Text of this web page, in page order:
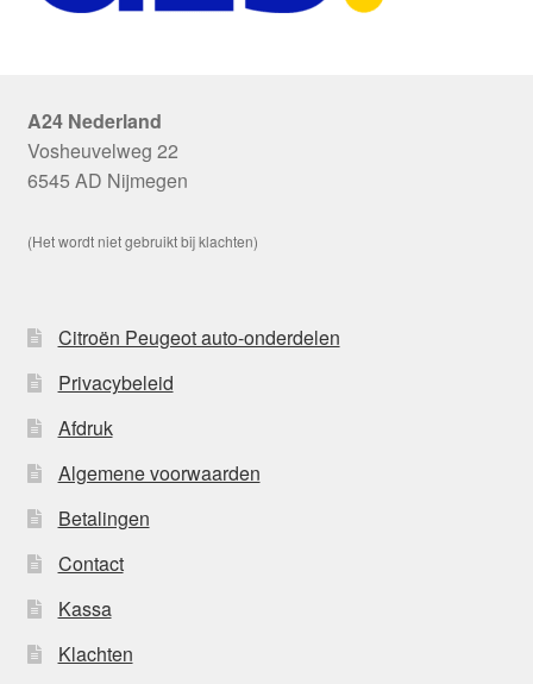
A24 Nederland
Vosheuvelweg 22
6545 AD Nijmegen
(Het wordt niet gebruikt bij klachten)
Citroën Peugeot auto-onderdelen
Privacybeleid
Afdruk
Algemene voorwaarden
Betalingen
Contact
Kassa
Klachten